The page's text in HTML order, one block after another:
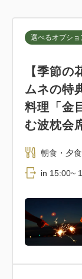
選べるオプショ
【季節
ムネの特
料理「金
む波枕会
朝食・夕食
in 15:00~